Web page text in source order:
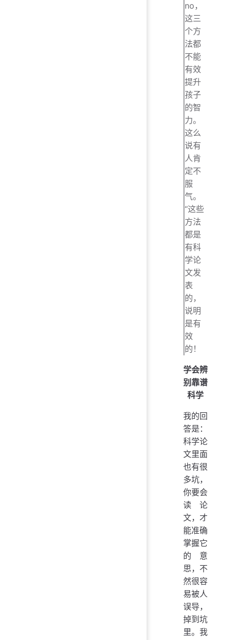
no，
这三
个方
法都
不能
有效
提升
孩子
的智
力。
这么
说有
人肯
定不
服
气。
“这些
方法
都是
有科
学论
文发
表
的，
说明
是有
效
的！
学会辨
别靠谱
科学
我的回
答是：
科学论
文里面
也有很
多坑，
你要会
读论
文，才
能准确
掌握它
的意
思，不
然很容
易被人
误导，
掉到坑
里。我